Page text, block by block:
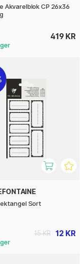
Akvarelblok CP 26x36
419 KR
Sort
12 KR
15 KR